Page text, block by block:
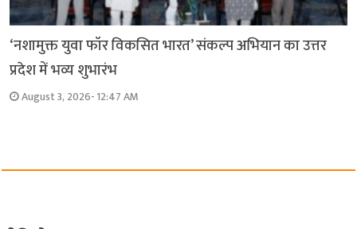
‘नशामुक्त युवा फॉर विकसित भारत’ संकल्प अभियान का उत्तर
प्रदेश में भव्य शुभारंभ
August 3, 2026- 12:47 AM